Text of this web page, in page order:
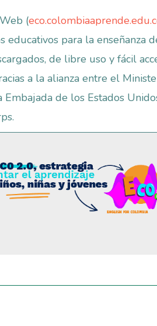
(
educativos para la enseñanza
de libre uso y fácil
a la alianza entre el
Embajada de los Estados